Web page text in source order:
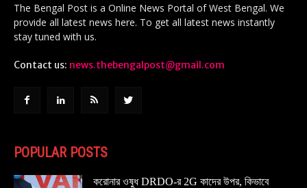
The Bengal Post is a Online News Portal of West Bengal. We
provide all latest news here. To get all latest news instantly
stay tuned with us.
Contact us: news.thebengalpost@gmail.com
POPULAR POSTS
করোনার ওষুধ DRDO-র 2G কাদের উপর, কিভাবে